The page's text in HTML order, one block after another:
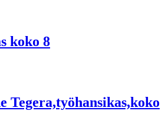
koko 8
Tegera,työhansikas,koko